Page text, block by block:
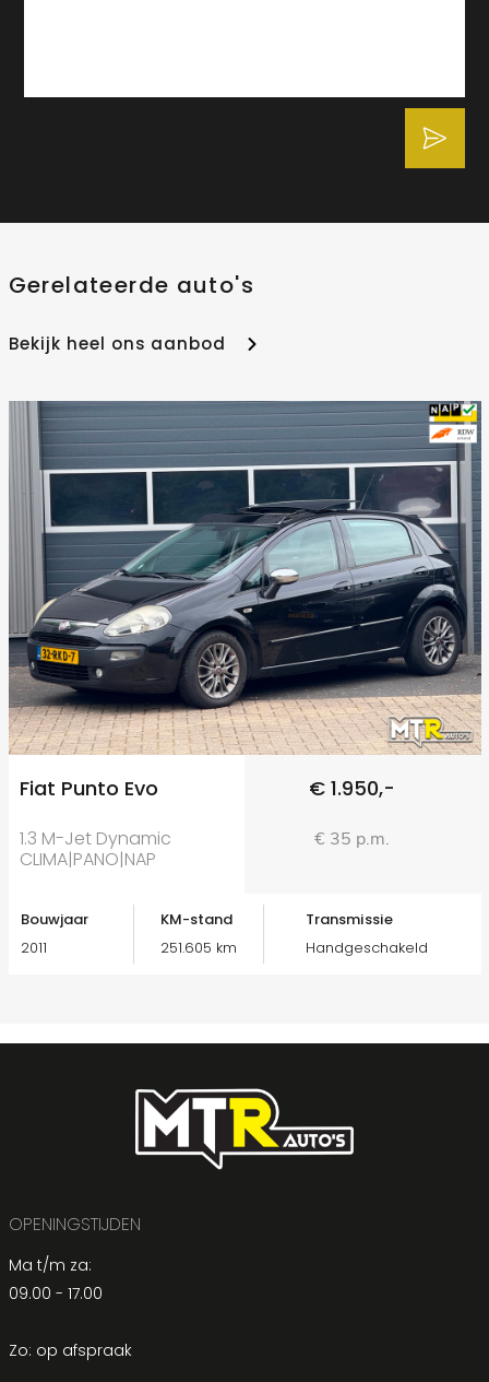
Gerelateerde auto's
Bekijk heel ons aanbod
Fiat Punto Evo
1.3 M-Jet Dynamic
CLIMA|PANO|NAP
€ 1.950,-
€ 35 p.m.
Bouwjaar
2011
KM-stand
251.605 km
Transmissie
Handgeschakeld
OPENINGSTIJDEN
Ma t/m za:
09.00 - 17.00
Zo: op afspraak